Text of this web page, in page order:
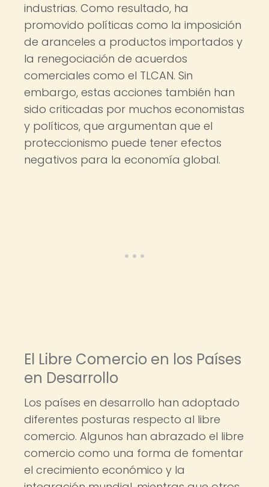
industrias. Como resultado, ha
promovido políticas como la imposición
de aranceles a productos importados y
la renegociación de acuerdos
comerciales como el TLCAN. Sin
embargo, estas acciones también han
sido criticadas por muchos economistas
y políticos, que argumentan que el
proteccionismo puede tener efectos
negativos para la economía global.
El Libre Comercio en los Países
en Desarrollo
Los países en desarrollo han adoptado
diferentes posturas respecto al libre
comercio. Algunos han abrazado el libre
comercio como una forma de fomentar
el crecimiento económico y la